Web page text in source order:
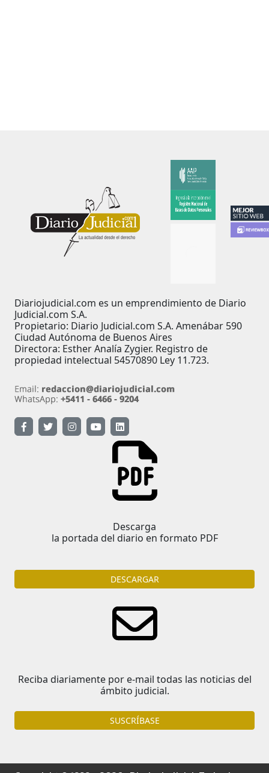
Diariojudicial.com es un emprendimiento de Diario
Judicial.com S.A.
Propietario: Diario Judicial.com S.A. Amenábar 590
Ciudad Autónoma de Buenos Aires
Directora: Esther Analía Zygier. Registro de
propiedad intelectual 54570890 Ley 11.723.
Descarga
la portada del diario en formato PDF
DESCARGAR
Reciba diariamente por e-mail todas las noticias del
ámbito judicial.
SUSCRÍBASE